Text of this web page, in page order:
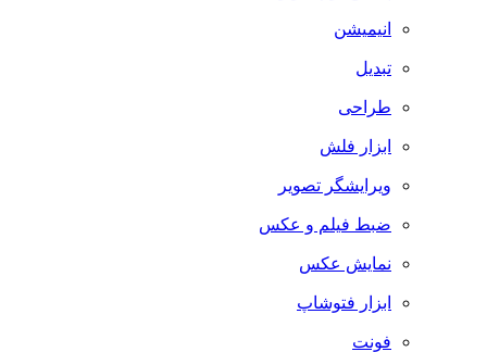
انیمیشن
تبدیل
طراحی
ابزار فلش
ویرایشگر تصویر
ضبط فيلم و عكس
نمایش عکس
ابزار فتوشاپ
فونت